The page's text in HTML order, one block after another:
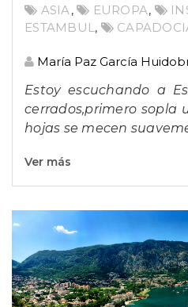
ASIA , EUROPA,
ESTAMBUL ,
María Paz García
Estoy escuchando a
cerrados,primero sopla
hojas se mecen
Ver más